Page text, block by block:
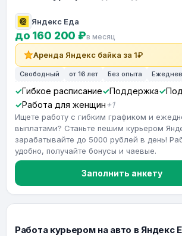
Яндекс Еда
до 160 200 ₽в месяц
Аренда Яндекс байка за 1₽
Свободный от 16 лет Без опыта
Гибкое расписание Поддержка
Работа для женщин +1
Ищете работу с гибким графиком и
выплатами? Станьте пешим курьером
зарабатывайте до 5000 рублей в день!
удобно, получайте бонусы и чаевые.
Заполнить анкету
Работа курьером на авто в Яндекс